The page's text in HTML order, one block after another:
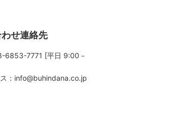
せ連絡先
6853-7771 [平日 9:00－
： info@buhindana.co.jp